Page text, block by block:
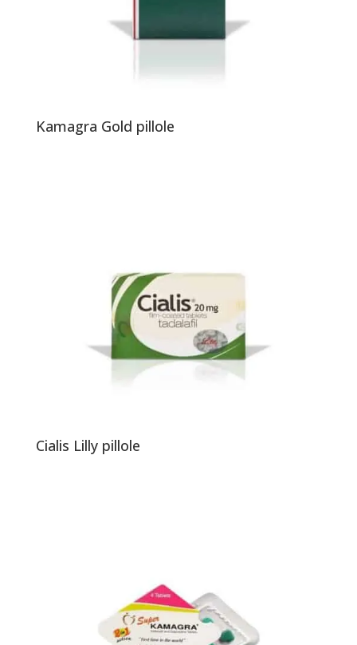
Kamagra Gold pillole
Cialis Lilly pillole